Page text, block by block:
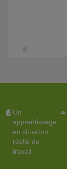
Un
apprentissage
en situation
réelle de
travail